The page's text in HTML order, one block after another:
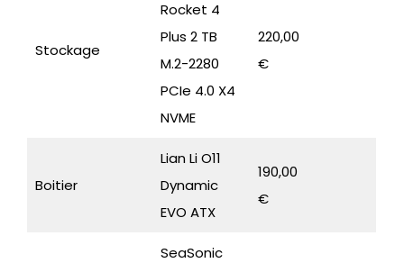
Stockage
Rocket 4
Plus 2 TB
M.2-2280
PCIe 4.0 X4
NVME
220,00
€
Boitier
Lian Li O11
Dynamic
EVO ATX
190,00
€
SeaSonic